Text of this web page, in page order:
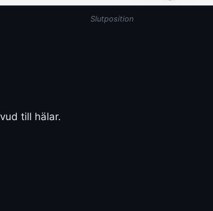
Slutposition
till hälar.